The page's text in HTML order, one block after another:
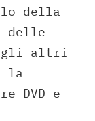
della
delle
altri
la
DVD e